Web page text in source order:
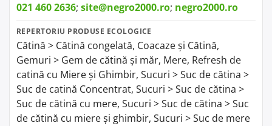
021 460 2636; site@negro2000.ro; negro2000.ro
REPERTORIU PRODUSE ECOLOGICE
Cătină > Cătină congelată, Coacaze și Cătină,
Gemuri > Gem de cătină și măr, Mere, Refresh de
catină cu Miere și Ghimbir, Sucuri > Suc de cătina >
Suc de catină Concentrat, Sucuri > Suc de cătina >
Suc de cătină cu mere, Sucuri > Suc de cătina > Suc
de cătină cu miere și ghimbir, Sucuri > Suc de mere